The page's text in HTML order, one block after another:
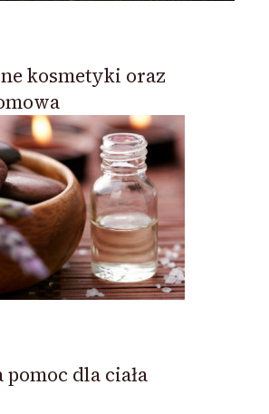
kosmetyki oraz
dla ciała